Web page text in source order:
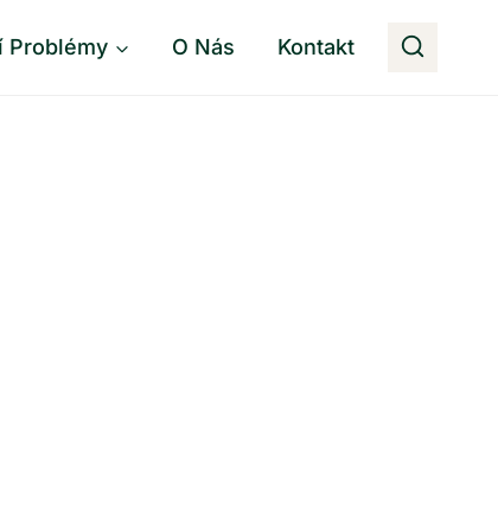
Problémy O Nás Kontakt